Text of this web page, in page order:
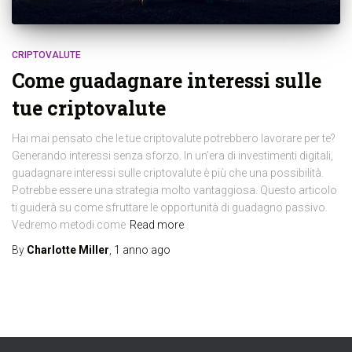
CRIPTOVALUTE
Come guadagnare interessi sulle
tue criptovalute
Hai mai pensato che le tue criptovalute potrebbero lavorare per te?
Generando interessi senza sforzo. In un’era di investimenti digitali,
guadagnare interessi sulle criptovalute è più che una possibilità.
Potrebbe essere una strategia molto vantaggiosa. Questo articolo
ti guiderà su come sfruttare le opportunità di guadagno passivo.
Vedremo metodi come Read more
By Charlotte Miller 1 anno ago